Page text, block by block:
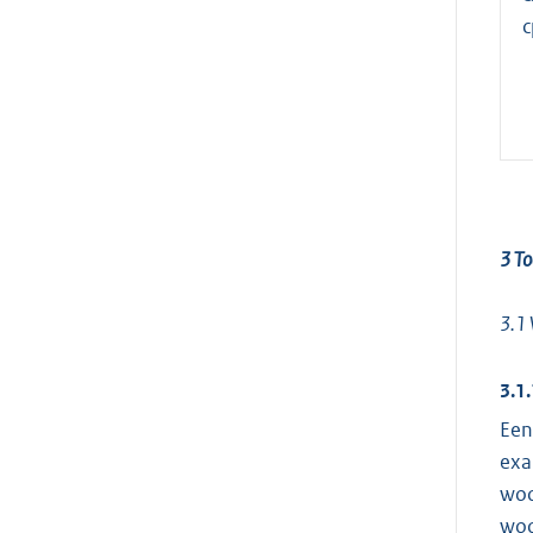
3
3.1